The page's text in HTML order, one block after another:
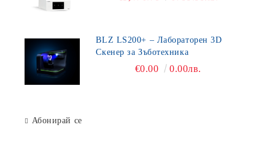
BLZ LS200+ – Лабораторен 3D
Скенер за Зъботехника
€0.00 0.00лв.
Абонирай се